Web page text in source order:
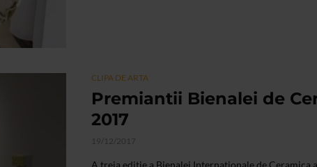
CLIPA DE ARTA
Premiantii Bienalei de
2017
19/12/2017
A treia editie a Bienalei Internationale de Ceramica